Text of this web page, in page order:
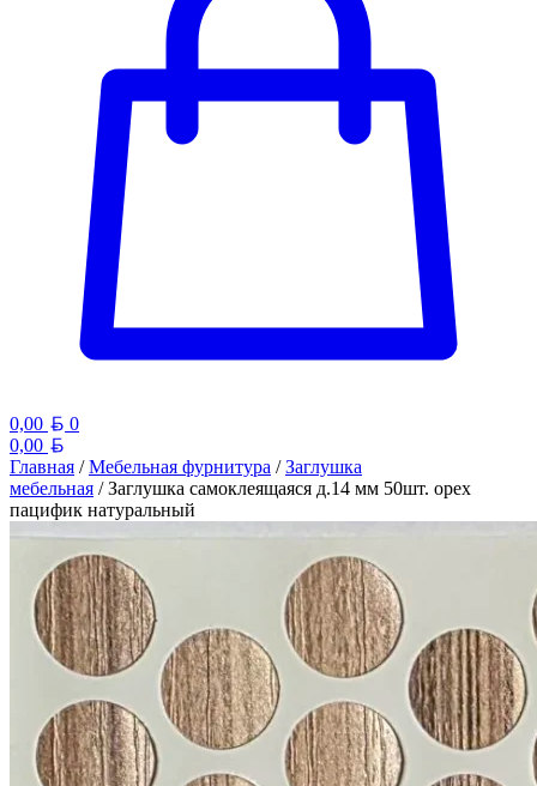
0,00 Белорусский рубль
0
0,00
Главная /Мебельная фурнитура /Заглушка
мебельная / Заглушка самоклеящаяся д.14 мм 50шт. орех
пацифик натуральный